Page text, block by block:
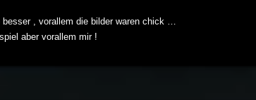
, vorallem die bilder waren chick …
aber vorallem mir !